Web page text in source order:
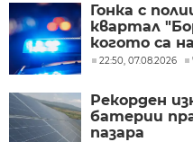
Гонка с
квартал
когото са
22:50, 07.08.2026
Рекорден
батерии
пазара